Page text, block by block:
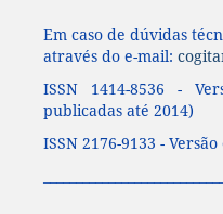
Em caso de dúvidas
através do e-mail:
ISSN 1414-8536 -
publicadas até 2014)
ISSN 2176-9133 -